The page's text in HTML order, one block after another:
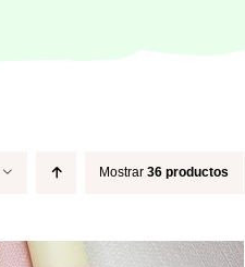
Mostrar 36 productos